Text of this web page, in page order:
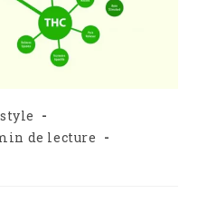
de lecture